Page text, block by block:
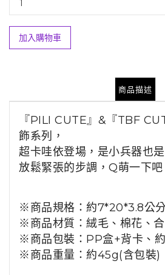
加入購物車
商品描述
『PILI CUTE』&『TBF
飾系列，
超卡哇依登場， 是小兵器也
放鬆緊張的步調， Q萌一下吧
※商品規格：約7*20*3.8公
※商品材質：絨毛、棉花、
※商品包裝： PP盒+背卡、
※商品重量：約45g(含包裝)